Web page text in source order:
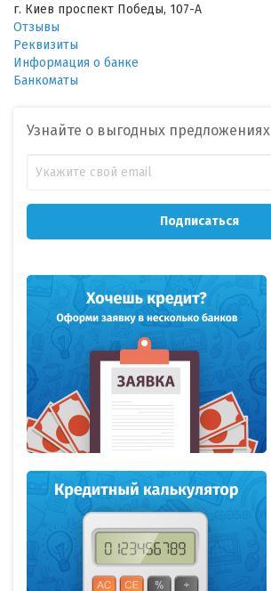
г. Киев проспект Победы, 107-А
Отзывы
Реквизиты
Информация о банке
Банкоматы
Узнайте о выгодных предложениях
Подписаться